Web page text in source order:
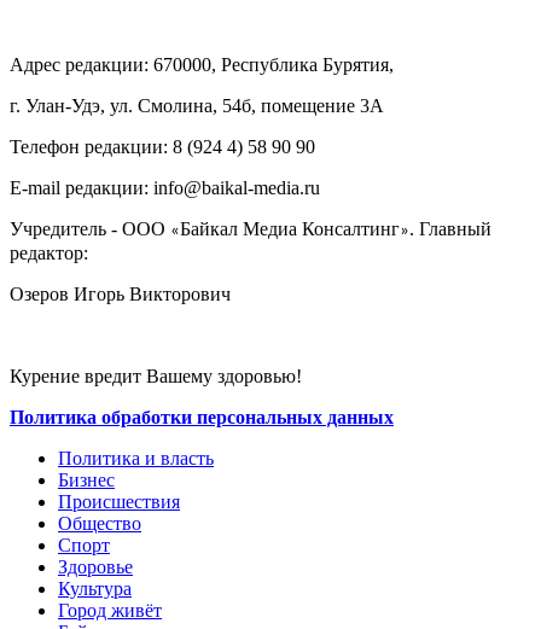
Адрес редакции: 670000, Республика Бурятия,
г. Улан-Удэ, ул. Смолина, 54б, помещение 3А
Телефон редакции: ‎‎8 (924 4) 58 90 90
E-mail редакции: info@baikal-media.ru
Учредитель - ООО «Байкал Медиа Консалтинг». Главный
редактор:
Озеров Игорь Викторович
Курение вредит Вашему здоровью!
Политика обработки персональных данных
Политика и власть
Бизнес
Происшествия
Общество
Cпорт
Здоровье
Культура
Город живёт